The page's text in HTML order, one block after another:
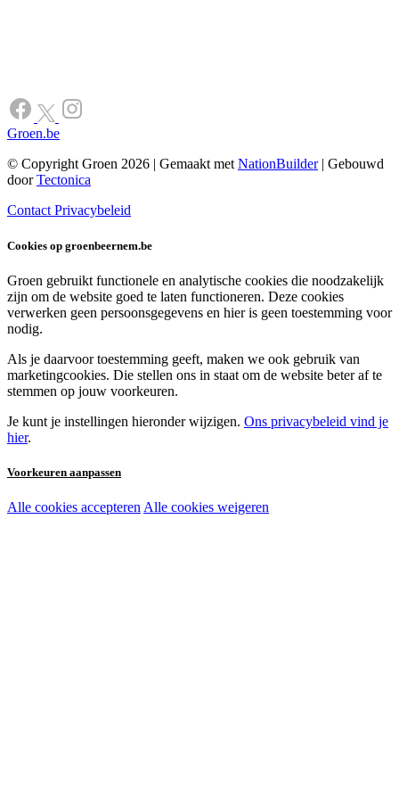
Groen.be
© Copyright Groen 2026 | Gemaakt metNationBuilder| Gebouwd
doorTectonica
ContactPrivacybeleid
Cookies op groenbeernem.be
Groen gebruikt functionele en analytische cookies die noodzakelijk
zijn om de website goed te laten functioneren. Deze cookies
verwerken geen persoonsgegevens en hier is geen toestemming voor
nodig.
Als je daarvoor toestemming geeft, maken we ook gebruik van
marketingcookies. Die stellen ons in staat om de website beter af te
stemmen op jouw voorkeuren.
Je kunt je instellingen hieronder wijzigen. Ons privacybeleid vind je
hier.
Voorkeuren aanpassen
Noodzakelijke cookies:
Alle cookies accepteren Alle cookies weigeren